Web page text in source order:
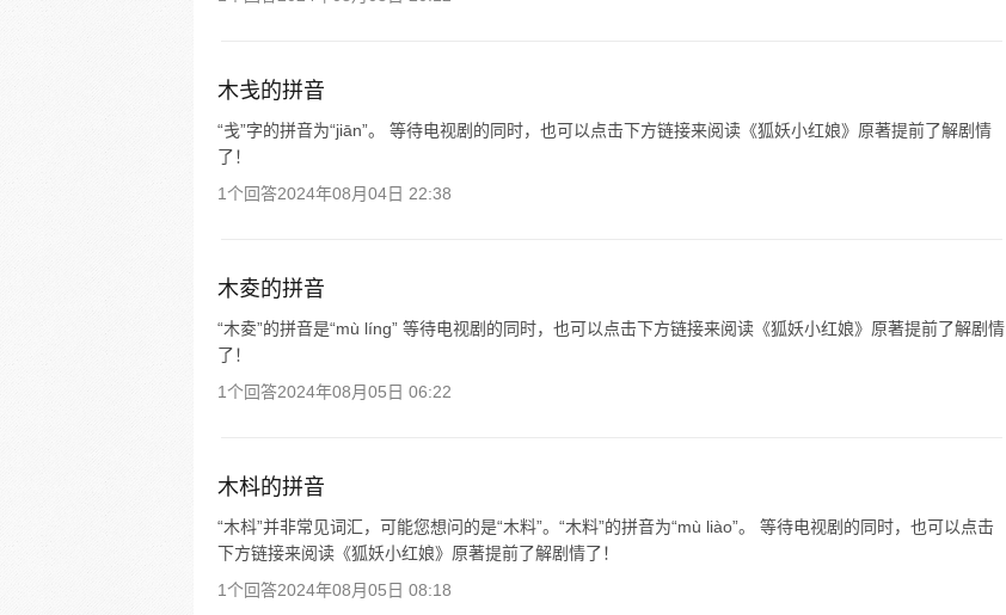
木戋的拼音
“戋”字的拼音为“jiān”。 等待电视剧的同时，也可以点击下方链接来阅读《狐妖小红娘》原著提前了解剧情
了！
1个回答2024年08月04日 22:38
木夌的拼音
“木夌”的拼音是“mù líng” 等待电视剧的同时，也可以点击下方链接来阅读《狐妖小红娘》原著提前了解剧情
了！
1个回答2024年08月05日 06:22
木枓的拼音
“木枓”并非常见词汇，可能您想问的是“木料”。“木料”的拼音为“mù liào”。 等待电视剧的同时，也可以点击
下方链接来阅读《狐妖小红娘》原著提前了解剧情了！
1个回答2024年08月05日 08:18